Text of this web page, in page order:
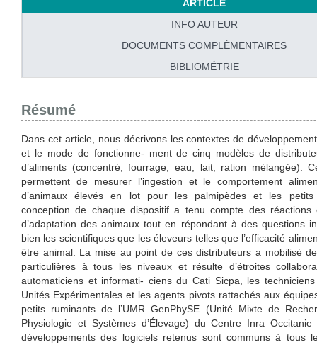
ARTICLE
INFO AUTEUR
DOCUMENTS COMPLÉMENTAIRES
BIBLIOMÉTRIE
Résumé
Dans cet article, nous décrivons les contextes de
et le mode de fonctionne- ment de cinq modèles de
d’aliments (concentré, fourrage, eau, lait, ration mélangée).
permettent de mesurer l’ingestion et le comportement
d’animaux élevés en lot pour les palmipèdes et les petits
conception de chaque dispositif a tenu compte des réactions
d’adaptation des animaux tout en répondant à des questions
bien les scientifiques que les éleveurs telles que l’efficacité
être animal. La mise au point de ces distributeurs a mobilisé
particulières à tous les niveaux et résulte d’étroites
automaticiens et informati- ciens du Cati Sicpa, les
Unités Expérimentales et les agents pivots rattachés aux
petits ruminants de l’UMR GenPhySE (Unité Mixte de
Physiologie et Systèmes d’Élevage) du Centre Inra Occitanie
développements des logiciels retenus sont communs à tous